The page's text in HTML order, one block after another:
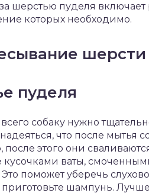
шерстью пуделя
которых необходимо.
шерсти
пуделя
собаку нужно
что после мытья
после этого они
кусочками ваты,
поможет уберечь
шампунь.